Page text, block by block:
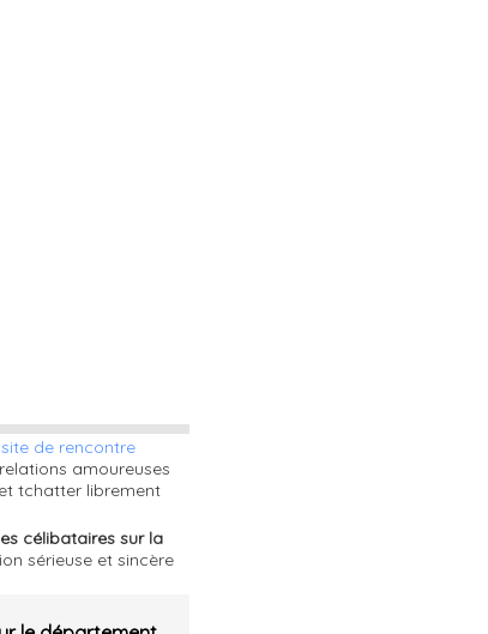
site de rencontre
amoureuses
tchatter librement
célibataires sur la
sérieuse et sincère